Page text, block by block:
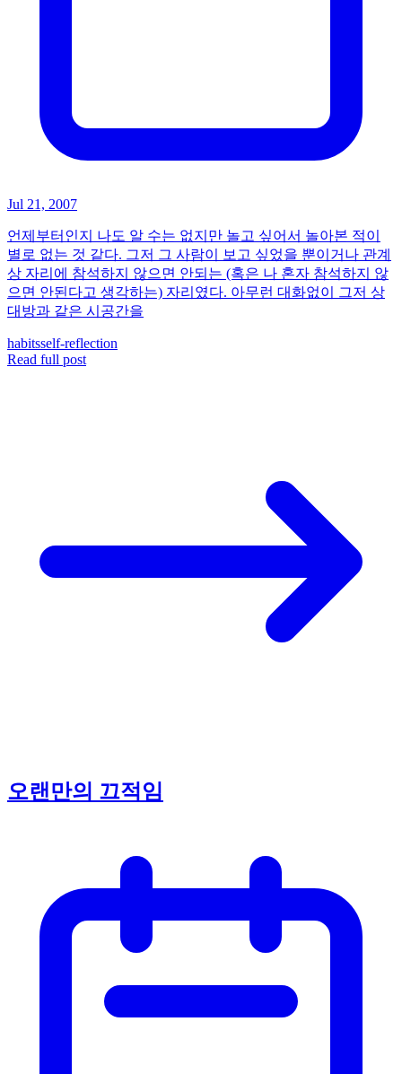
Jul 21, 2007
언제부터인지 나도 알 수는 없지만 놀고 싶어서 놀아본 적이
별로 없는 것 같다. 그저 그 사람이 보고 싶었을 뿐이거나 관계
상 자리에 참석하지 않으면 안되는 (혹은 나 혼자 참석하지 않
으면 안된다고 생각하는) 자리였다. 아무런 대화없이 그저 상
대방과 같은 시공간을
habitsself-reflection
Read full post
오랜만의 끄적임